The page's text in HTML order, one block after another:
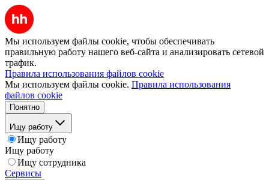
Мы используем файлы cookie, чтобы обеспечивать
правильную работу нашего веб-сайта и анализировать сетевой
трафик.
Правила использования файлов cookie
Мы используем файлы cookie. Правила использования
файлов cookie
Понятно
Ищу работу
Ищу работу
Ищу работу
Ищу сотрудника
Сервисы